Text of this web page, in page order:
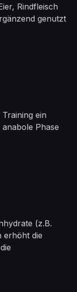
Rindfleisch
genutzt
ein
Phase
(z.B.
erhöht die